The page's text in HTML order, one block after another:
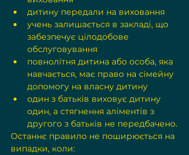
дитину передали на виховання
учень залишається в закладі, що
забезпечує цілодобове
обслуговування
повнолітня дитина або особа, яка
навчається, має право на сімейну
допомогу на власну дитину
один з батьків виховує дитину
один, а стягнення аліментів з
другого з батьків не передбачено.
Останнє правило не поширюється на
випадки, коли: